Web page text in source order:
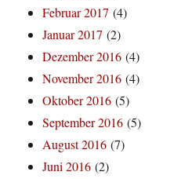
Februar 2017 (4)
Januar 2017 (2)
Dezember 2016 (4)
November 2016 (4)
Oktober 2016 (5)
September 2016 (5)
August 2016 (7)
Juni 2016 (2)